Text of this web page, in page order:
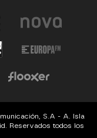
S.A - A. Isla
Reservados todos los